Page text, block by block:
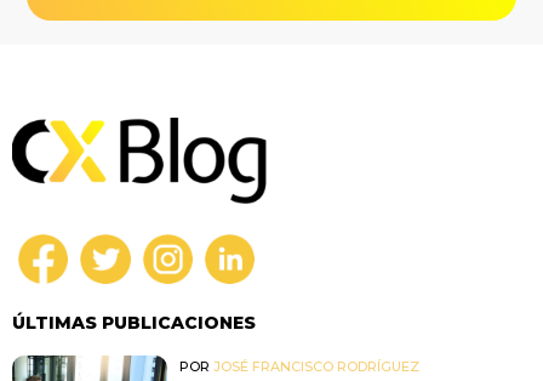
ÚLTIMAS PUBLICACIONES
POR JOSÉ FRANCISCO RODRÍGUEZ